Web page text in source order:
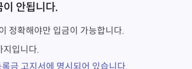
안됩니다.
정확해야만 입금이 가능합니다.
입니다.
금 고지서에 명시되어 있습니다.